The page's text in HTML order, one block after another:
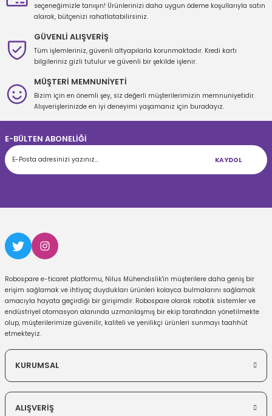
Ürün fiyatı diğer sitelerden daha pahalı.
Gönder
seçeneğimizle tanışın! Ürünlerinizi daha uygun ödeme koşullarıyla satın
alarak, bütçenizi rahatlatabilirsiniz.
GÜVENLİ ALIŞVERİŞ
Tüm işlemleriniz, güvenli altyapılarla korunmaktadır. Kredi kartı
bilgileriniz gizli tutulur ve güvenli bir şekilde işlenir.
MÜŞTERİ MEMNUNİYETİ
Bizim için en önemli şey, siz değerli müşterilerimizin memnuniyetidir.
Alışverişlerinizde en iyi deneyimi yaşamanız için buradayız.
E-BÜLTEN ABONELİĞİ
KAYDOL
Robospare e-ticaret platformu, Nilus Mühendislik'in müşterilere daha geniş bir
erişim sağlamak ve ihtiyaç duydukları ürünleri kolayca bulmalarını sağlamak
amacıyla hayata geçirdiği bir girişimdir. Robospare olarak robotik sistemler ve
endüstriyel otomasyon alanında uzmanlaşmış bir ekip tarafından yönetilmekte
olup, müşterilerimize güvenilir, kaliteli ve yenilikçi ürünleri sunmayı taahhüt
etmekteyiz.
KURUMSAL
ALIŞVERİŞ